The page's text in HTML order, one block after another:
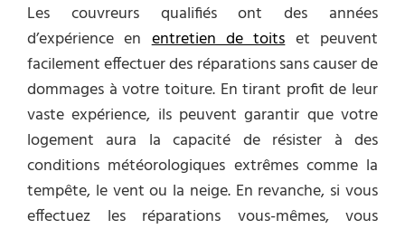
Les couvreurs qualifiés ont des années
d’expérience enentretien de toitset peuvent
facilement effectuer des réparations sans causer de
dommages à votre toiture. En tirant profit de leur
vaste expérience, ils peuvent garantir que votre
logement aura la capacité de résister à des
conditions météorologiques extrêmes comme la
tempête, le vent ou la neige. En revanche, si vous
effectuez les réparations vous-mêmes, vous